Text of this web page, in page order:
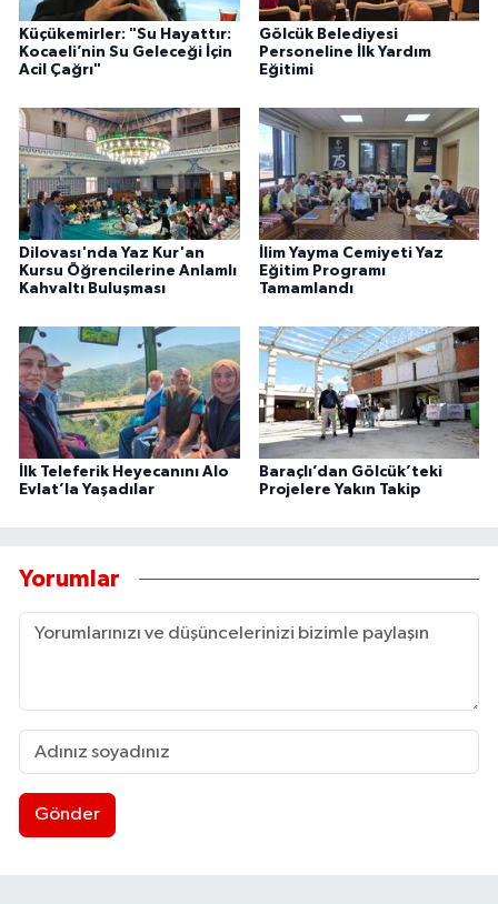
Küçükemirler: "Su Hayattır:
Kocaeli’nin Su Geleceği İçin
Acil Çağrı"
Gölcük Belediyesi
Personeline İlk Yardım
Eğitimi
Dilovası'nda Yaz Kur'an
Kursu Öğrencilerine Anlamlı
Kahvaltı Buluşması
İlim Yayma Cemiyeti Yaz
Eğitim Programı
Tamamlandı
İlk Teleferik Heyecanını Alo
Evlat’la Yaşadılar
Baraçlı’dan Gölcük’teki
Projelere Yakın Takip
Yorumlar
Gönder